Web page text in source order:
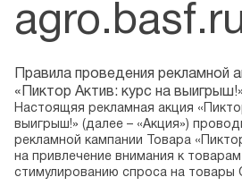
Правила проведения рекламной
«Пиктор Актив: курс на
Настоящяя рекламная акция
выигрыш!» (далее – «Акция»)
рекламной кампании Товара
на привлечение внимания к
стимулированию спроса на товары